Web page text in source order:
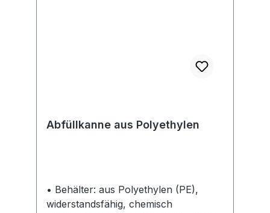
Abfüllkanne aus Polyethylen
• Behälter: aus Polyethylen (PE),
widerstandsfähig, chemisch